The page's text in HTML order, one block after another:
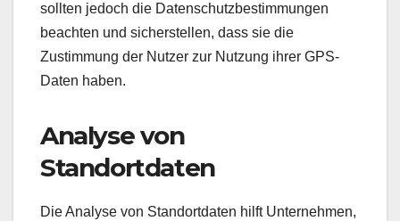
sollten jedoch die Datenschutzbestimmungen
beachten und sicherstellen, dass sie die
Zustimmung der Nutzer zur Nutzung ihrer GPS-
Daten haben.
Analyse von
Standortdaten
Die Analyse von Standortdaten hilft Unternehmen,